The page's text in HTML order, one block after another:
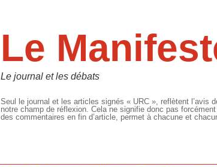
Le
Le journal et les débats
Seul le journal et les articles signés « URC », reflètent l’avis
notre champ de réflexion. Cela ne signifie donc pas
des commentaires en fin d’article, permet à chacune et